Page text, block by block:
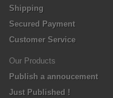
Shipping
Secured Payment
Customer Service
Our Products
Publish a annoucement
Just Published !